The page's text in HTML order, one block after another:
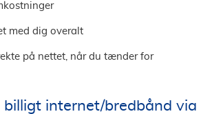
med dig overalt
på nettet, når du tænder for
billigt internet/bredbånd via